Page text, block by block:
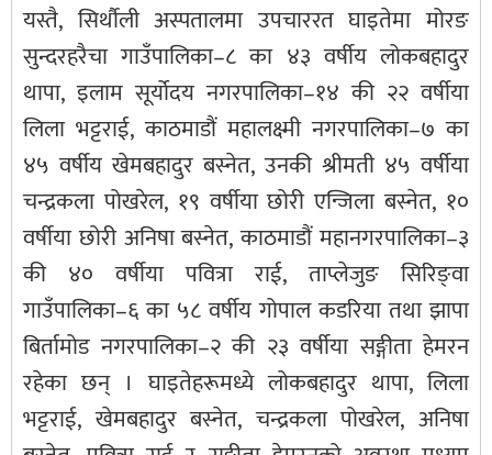
यस्तै, सिर्थौली अस्पतालमा उपचाररत घाइतेमा मोरङ
सुन्दरहरैचा गाउँपालिका–८ का ४३ वर्षीय लोकबहादुर
थापा, इलाम सूर्योदय नगरपालिका–१४ की २२ वर्षीया
लिला भट्टराई, काठमाडौं महालक्ष्मी नगरपालिका–७ का
४५ वर्षीय खेमबहादुर बस्नेत, उनकी श्रीमती ४५ वर्षीया
चन्द्रकला पोखरेल, १९ वर्षीया छोरी एन्जिला बस्नेत, १०
वर्षीया छोरी अनिषा बस्नेत, काठमाडौं महानगरपालिका–३
की ४० वर्षीया पवित्रा राई, ताप्लेजुङ सिरिङ्वा
गाउँपालिका–६ का ५८ वर्षीय गोपाल कडरिया तथा झापा
बिर्तामोड नगरपालिका–२ की २३ वर्षीया सङ्गीता हेमरन
रहेका छन् । घाइतेहरूमध्ये लोकबहादुर थापा, लिला
भट्टराई, खेमबहादुर बस्नेत, चन्द्रकला पोखरेल, अनिषा